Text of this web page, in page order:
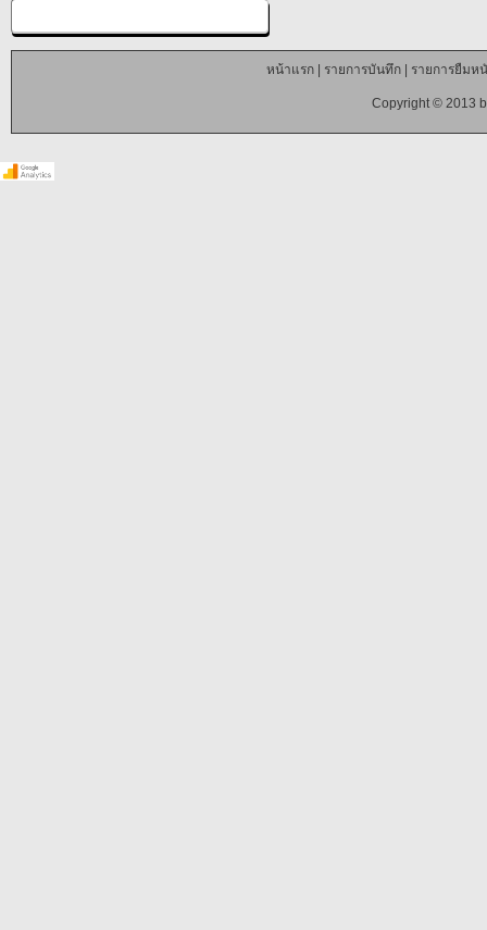
หน้าแรก| รายการบันทึก| รายการยืมห
Copyright © 2013